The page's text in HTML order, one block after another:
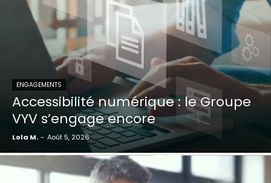
ENGAGEMENTS
Accessibilité numérique : le Groupe
VYV s’engage encore
Lola M. - Août 5, 2026